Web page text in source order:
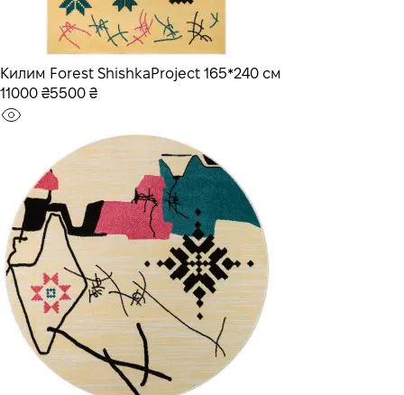
Килим Forest ShishkaProject 165*240 см
11000 ₴5500 ₴